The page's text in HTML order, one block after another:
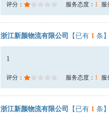
评分： 服务态度： 1 服
浙江新颜物流有限公司 【已有 1 条】
1
评分： 服务态度： 1 服
浙江新颜物流有限公司 【已有 1 条】